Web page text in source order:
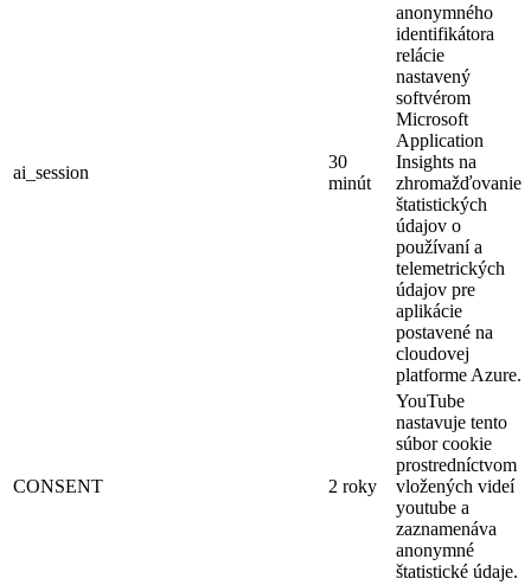
ai_session
30
minút
anonymného
identifikátora
relácie
nastavený
softvérom
Microsoft
Application
Insights na
zhromažďovanie
štatistických
údajov o
používaní a
telemetrických
údajov pre
aplikácie
postavené na
cloudovej
platforme Azure.
CONSENT 2 roky
YouTube
nastavuje tento
súbor cookie
prostredníctvom
vložených videí
youtube a
zaznamenáva
anonymné
štatistické údaje.